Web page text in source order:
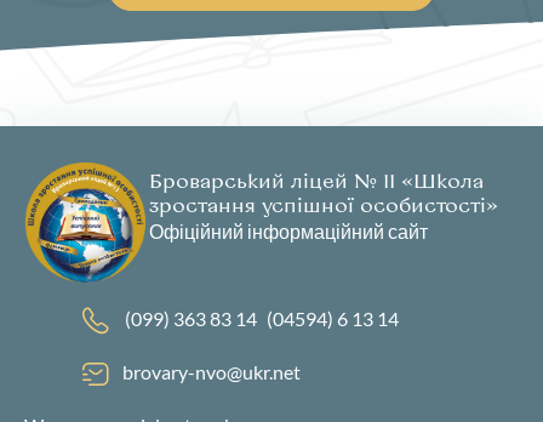
Броварський ліцей № 11 «Школа
зростання успішної особистості»
Офіційний інформаційний сайт
(099) 363 83 14 (04594) 6 13 14
brovary-nvo@ukr.net